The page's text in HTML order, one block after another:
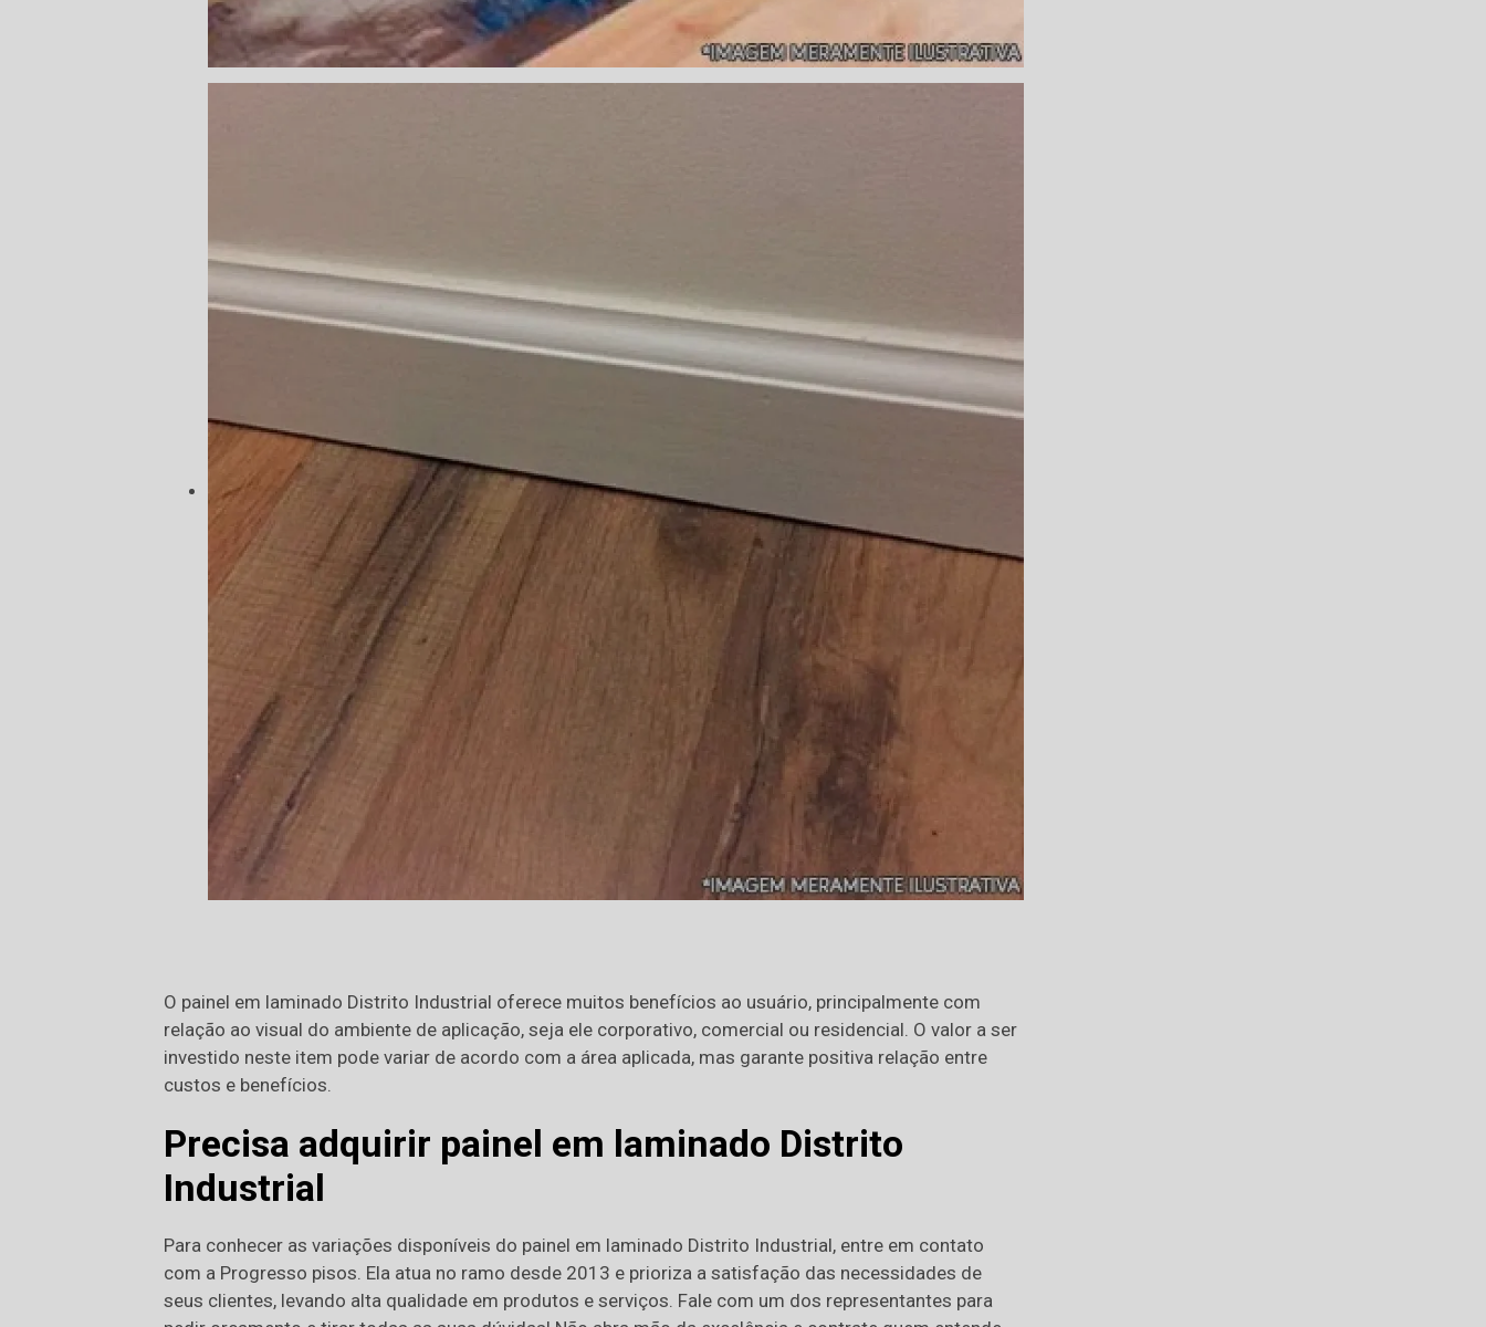
O painel em laminado Distrito Industrial oferece muitos benefícios ao usuário, principalmente com
relação ao visual do ambiente de aplicação, seja ele corporativo, comercial ou residencial. O valor a ser
investido neste item pode variar de acordo com a área aplicada, mas garante positiva relação entre
custos e benefícios.
Precisa adquirir painel em laminado Distrito
Industrial
Para conhecer as variações disponíveis do painel em laminado Distrito Industrial, entre em contato
com a Progresso pisos. Ela atua no ramo desde 2013 e prioriza a satisfação das necessidades de
seus clientes, levando alta qualidade em produtos e serviços. Fale com um dos representantes para